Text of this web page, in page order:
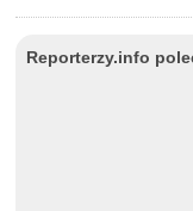
Reporterzy.info